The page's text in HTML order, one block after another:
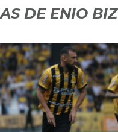
DE ENIO BIZ